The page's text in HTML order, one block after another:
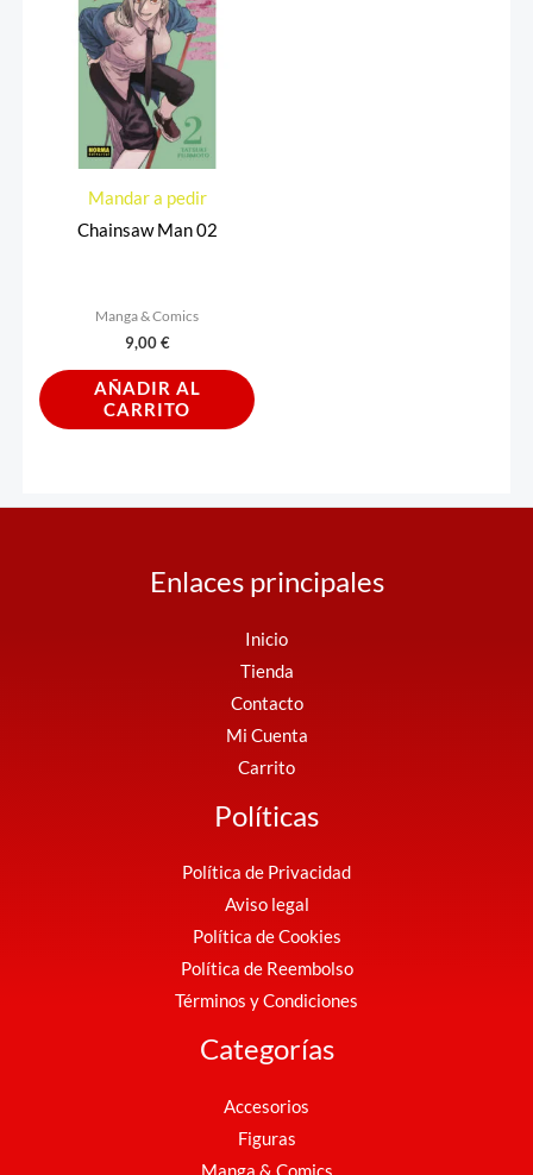
Mandar a pedir
Chainsaw Man 02
Manga & Comics
9,00€
AÑADIR AL
CARRITO
Enlaces principales
Inicio
Tienda
Contacto
Mi Cuenta
Carrito
Políticas
Política de Privacidad
Aviso legal
Política de Cookies
Política de Reembolso
Términos y Condiciones
Categorías
Accesorios
Figuras
Manga & Comics